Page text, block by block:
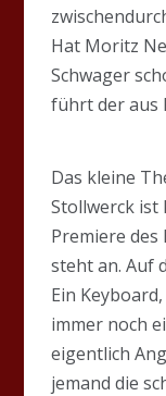
Hat Moritz
Schwager
führt der aus
Das kleine
Stollwerck
Premiere des
steht an. Auf
Ein
immer noch
eigentlich
jemand die